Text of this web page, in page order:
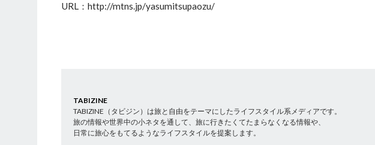
URL：http://mtns.jp/yasumitsupaozu/
TABIZINE
TABIZINE（タビジン）は旅と自由をテーマにしたライフスタイル系メディアです。
旅の情報や世界中の小ネタを通して、旅に行きたくてたまらなくなる情報や、
日常に旅心をもてるようなライフスタイルを提案します。